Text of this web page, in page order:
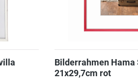
Bilderrahmen Hama
21x29,7cm rot